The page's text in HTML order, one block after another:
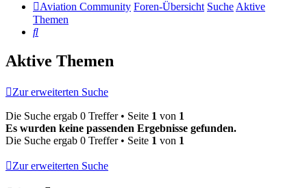
Aviation Community Foren-Übersicht SucheAktive
Themen
Suche
Aktive Themen
Zur erweiterten Suche
Die Suche ergab 0 Treffer • Seite 1 von 1
Es wurden keine passenden Ergebnisse gefunden.
Die Suche ergab 0 Treffer • Seite 1 von 1
Zur erweiterten Suche